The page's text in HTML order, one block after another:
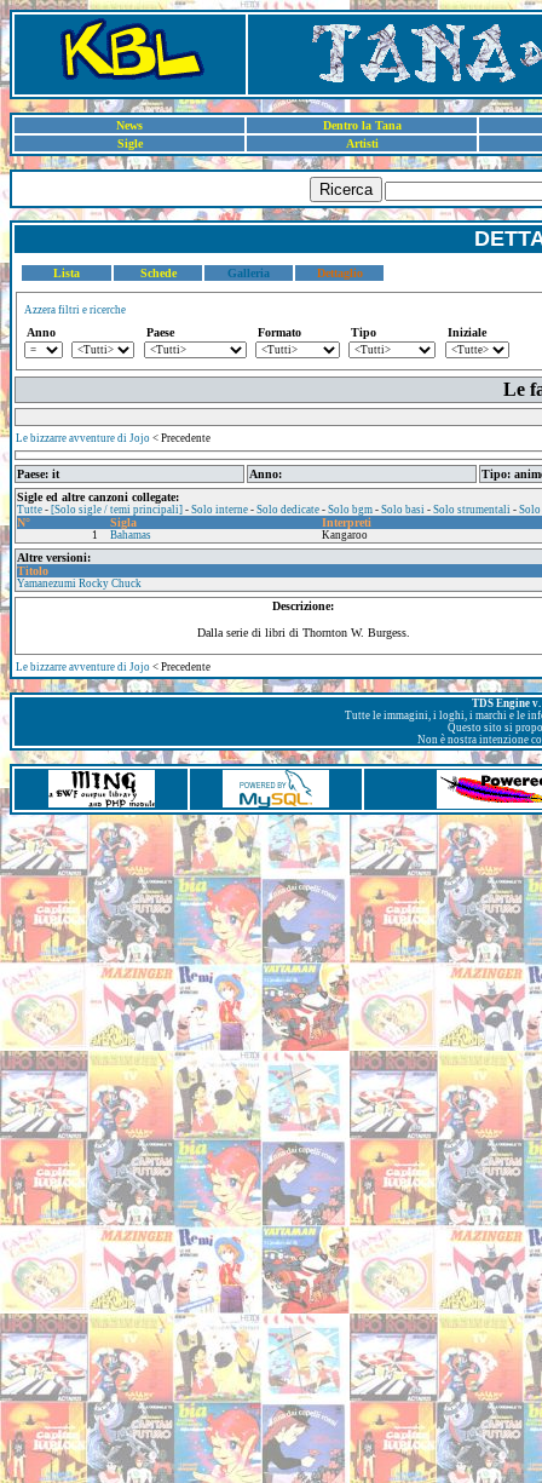
News
Dentro la Tana
Sigle
Artisti
Ricerca
Lista Schede Galleria Dettaglio
Azzera filtri e ricerche
Anno Paese Formato Tipo Iniziale
Le
Le bizzarre avventure di Jojo < Precedente
Paese: it Anno:
Tipo:
Sigle ed altre canzoni collegate:
Tutte - [Solo sigle / temi principali] - Solo interne - Solo dedicate - Solo bgm - Solo basi - Solo strumentali - Solo
N° Sigla Interpreti
1 Bahamas Kangaroo
Altre versioni:
Titolo
Yamanezumi Rocky Chuck
Descrizione:
Dalla serie di libri di Thornton W. Burgess.
Le bizzarre avventure di Jojo < Precedente
TDS Engine
Tutte le immagini, i loghi, i marchi e le
Questo sito si
Non è nostra intenzione